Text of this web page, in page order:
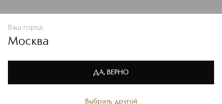
Политике конфиденциальности
В КОРЗИНУ
Ваш город
Москва
Выбрать другой
ДА, ВЕРНО